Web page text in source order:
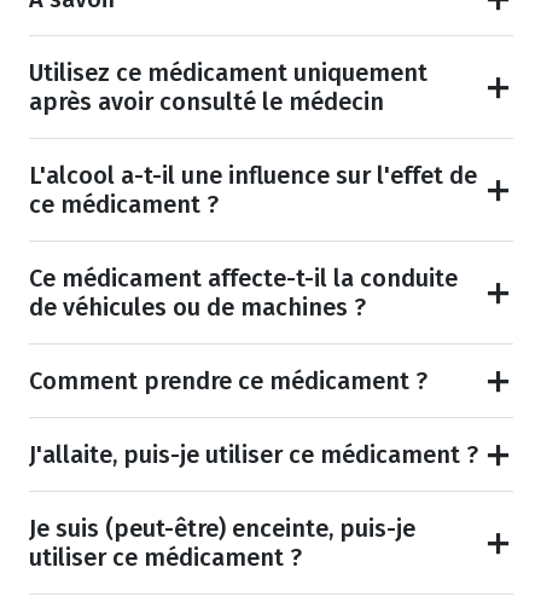
Utilisez ce médicament uniquement
après avoir consulté le médecin
L'alcool a-t-il une influence sur l'effet de
ce médicament ?
Ce médicament affecte-t-il la conduite
de véhicules ou de machines ?
Comment prendre ce médicament ?
J'allaite, puis-je utiliser ce médicament ?
Je suis (peut-être) enceinte, puis-je
utiliser ce médicament ?